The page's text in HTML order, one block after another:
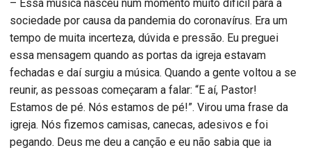
– Essa música nasceu num momento muito difícil para a
sociedade por causa da pandemia do coronavírus. Era um
tempo de muita incerteza, dúvida e pressão. Eu preguei
essa mensagem quando as portas da igreja estavam
fechadas e daí surgiu a música. Quando a gente voltou a se
reunir, as pessoas começaram a falar: “E aí, Pastor!
Estamos de pé. Nós estamos de pé!”. Virou uma frase da
igreja. Nós fizemos camisas, canecas, adesivos e foi
pegando. Deus me deu a canção e eu não sabia que ia